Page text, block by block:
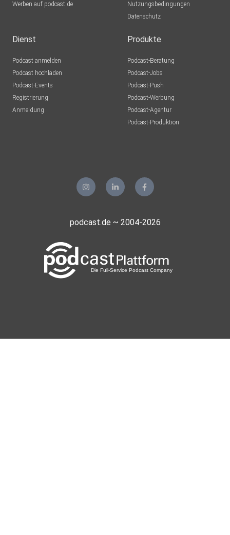
Werben auf podcast.de
Nutzungsbedingungen
Datenschutz
Dienst
Podcast anmelden
Podcast hochladen
Podcast-Events
Registrierung
Anmeldung
Produkte
Podcast-Beratung
Podcast-Jobs
Podcast-Push
Podcast-Werbung
Podcast-Agentur
Podcast-Produktion
podcast.de ~ 2004-2026